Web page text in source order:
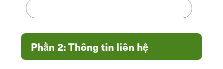
Phần 2: Thông tin liên hệ